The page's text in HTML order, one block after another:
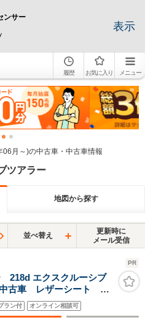
ンサー
表示
履歴 お気に入り メニュー
月～)の中古車・中古車情報
ツアラー
地図から探す
並べ替え
更新時に
メール受信
PR
218d エクスクルーシブ
古車 レザーシート カ
ブクルーズコントロー
メモリー機能付きパワ
ラン付 オンライン相談可